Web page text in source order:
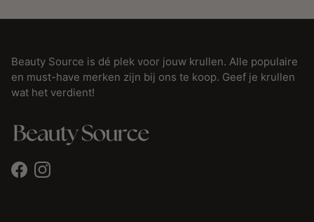
Beauty Source is dé plek voor jouw krullen. Alle populaire
en must-have merken zijn bij ons te koop. Geef je krullen
wat het verdient!
FacebookInstagram